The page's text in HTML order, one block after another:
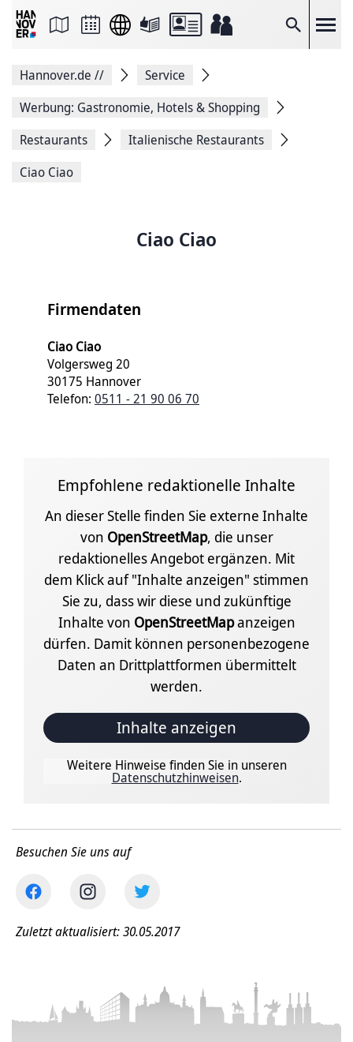
Suche
Seite
Facebook
teilen
Seitenlink
Seite
Hannover.de //
Service
Werbung: Gastronomie, Hotels & Shopping
Restaurants
Italienische Restaurants
Ciao Ciao
Ciao Ciao
Firmendaten
Ciao Ciao
Volgersweg 20
30175 Hannover
Telefon: 0511 - 21 90 06 70
Empfohlene redaktionelle Inhalte
An dieser Stelle finden Sie externe Inhalte
von OpenStreetMap, die unser
redaktionelles Angebot ergänzen. Mit
dem Klick auf "Inhalte anzeigen" stimmen
Sie zu, dass wir diese und zukünftige
Inhalte von OpenStreetMapanzeigen
dürfen. Damit können personenbezogene
Daten an Drittplattformen übermittelt
werden.
Inhalte anzeigen
Weitere Hinweise finden Sie in unseren
Datenschutzhinweisen.
Besuchen Sie uns auf
Zuletzt aktualisiert: 30.05.2017